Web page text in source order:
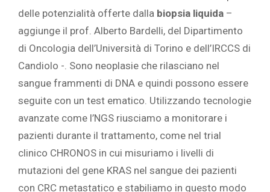
delle potenzialità offerte dalla biopsia liquida –
aggiunge il prof. Alberto Bardelli, del Dipartimento
di Oncologia dell’Università di Torino e dell’IRCCS di
Candiolo -. Sono neoplasie che rilasciano nel
sangue frammenti di DNA e quindi possono essere
seguite con un test ematico. Utilizzando tecnologie
avanzate come l’NGS riusciamo a monitorare i
pazienti durante il trattamento, come nel trial
clinico CHRONOS in cui misuriamo i livelli di
mutazioni del gene KRAS nel sangue dei pazienti
con CRC metastatico e stabiliamo in questo modo